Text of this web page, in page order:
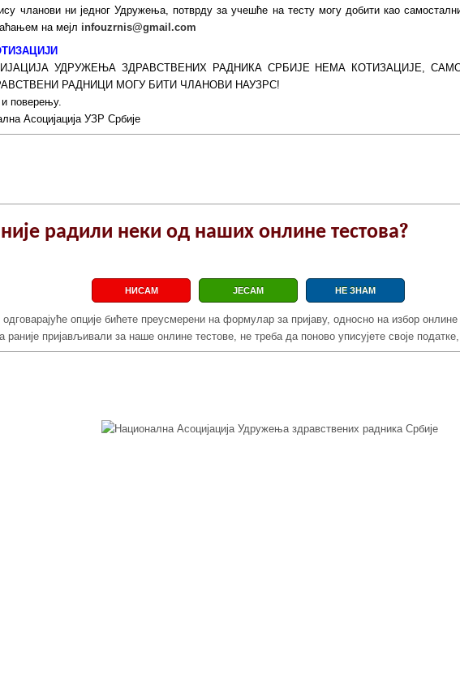
чланови ни једног Удружења, потврду за учешће на тесту могу добити као
на мејл infouzrnis@gmail.com
УДРУЖЕЊА ЗДРАВСТВЕНИХ РАДНИКА СРБИЈЕ НЕМА КОТИЗАЦИЈЕ,
РАДНИЦИ МОГУ БИТИ ЧЛАНОВИ НАУЗРС!
поверењу.
Асоцијација УЗР Србије
радили неки од наших онлине тестова?
НИСАМ ЈЕСАМ НЕ ЗНАМ
опције бићете преусмерени на формулар за пријаву, односно на избор
раније пријављивали за наше онлине тестове, не треба да поново уписујете своје